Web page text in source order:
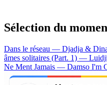
Sélection du
Dans le réseau — Djadja &
âmes solitaires (Part. 1) — Luidji
Ne Ment Jamais — Damso I'm